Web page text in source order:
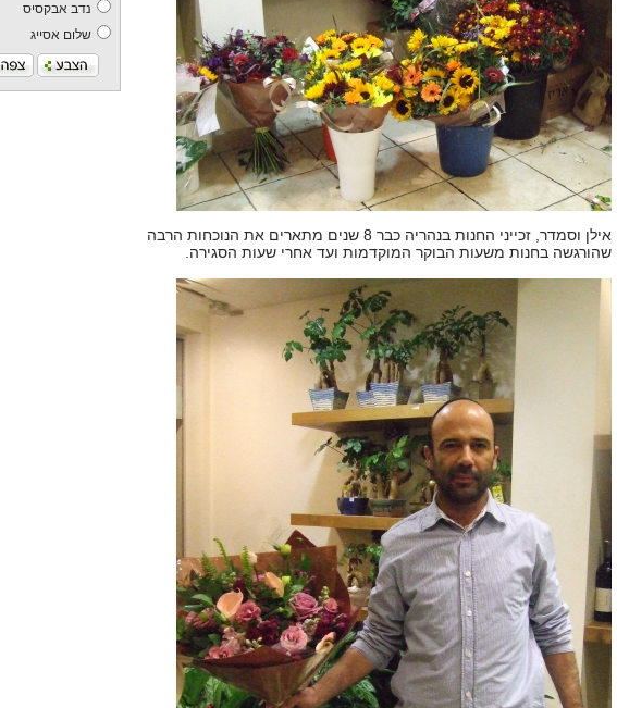
נדב אבקסיס
שלום אסייג
אילן וסמדר, זכייני החנות בנהריה כבר 8 שנים מתארים את הנוכחות הרבה
שהורגשה בחנות משעות הבוקר המוקדמות ועד אחרי שעות הסגירה.